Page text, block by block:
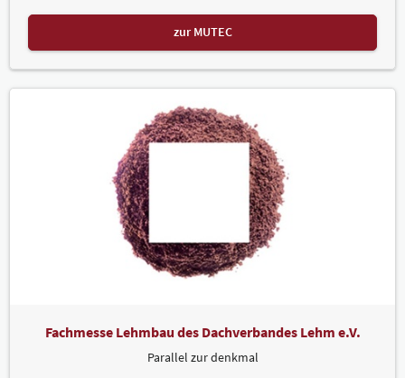
zur MUTEC
Fachmesse Lehmbau des Dachverbandes Lehm e.V.
Parallel zur denkmal